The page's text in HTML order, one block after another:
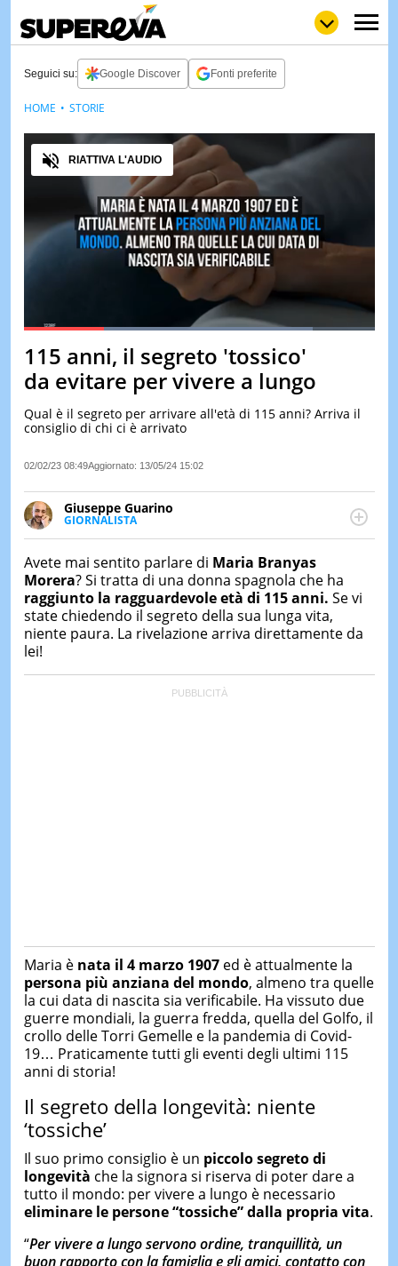
LOLGULP
LOVE
WOW
NEWS
QUIZ
&
TEST
LE
DI
IERI
Seguici su: Google Discover Fonti preferite
Pause Unmute
Loaded:82.32%
Audio
RIATTIVA L'AUDIO
115 anni, il segreto 'tossico'
da evitare per vivere a lungo
Qual è il segreto per arrivare all'età di 115 anni? Arriva il
consiglio di chi ci è arrivato
02/02/23 08:49Aggiornato: 13/05/24 15:02
Giuseppe Guarino
GIORNALISTA
Ph(D) in Diritto Comparato e processi di
integrazione e attivo nel campo della ricerca, in
particolare sulla Storia contemporanea di America
Latina e Spagna. Collabora con numerose testate ed
è presidente dell'Associazione Culturale "La
Biblioteca del Sannio".
HOME STORIE
Avete mai sentito parlare di Maria Branyas
Morera? Si tratta di una donna spagnola che ha
raggiunto la ragguardevole età di 115 anni. Se vi
state chiedendo il segreto della sua lunga vita,
niente paura. La rivelazione arriva direttamente da
lei!
Maria è nata il 4 marzo 1907ed è attualmente la
persona più anziana del mondo, almeno tra quelle
la cui data di nascita sia verificabile. Ha vissuto due
guerre mondiali, la guerra fredda, quella del Golfo, il
crollo delle Torri Gemelle e la pandemia di Covid-
19… Praticamente tutti gli eventi degli ultimi 115
anni di storia!
Il segreto della longevità: niente
‘tossiche’
Il suo primo consiglio è un piccolo segreto di
longevità che la signora si riserva di poter dare a
tutto il mondo: per vivere a lungo è necessario
eliminare le persone “tossiche” dalla propria vita.
“Per vivere a lungo servono ordine, tranquillità, un
buon rapporto con la famiglia e gli amici, contatto con